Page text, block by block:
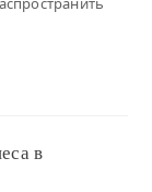
в